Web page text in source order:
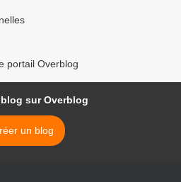
portail Overblog
sur Overblog
un blog